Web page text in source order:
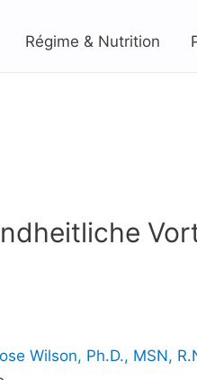
Régime & Nutrition
Wilson, Ph.D., MSN,